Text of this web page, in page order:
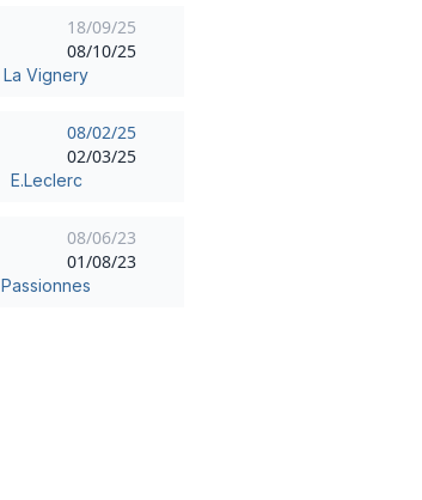
18/09/25
08/10/25
La Vignery
08/02/25
02/03/25
E.Leclerc
08/06/23
01/08/23
Passionnes